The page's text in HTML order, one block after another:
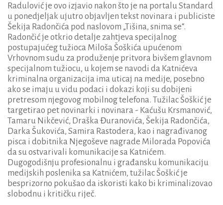
Radulović je ovo izjavio nakon što je na portalu Standard
u ponedjeljak ujutro objavljen tekst novinara i publiciste
Šekija Radončića pod naslovom „Tišina, snima se“.
Radončić je otkrio detalje zahtjeva specijalnog
postupajućeg tužioca Miloša Šoškića upućenom
Vrhovnom sudu za produženje pritvora bivšem glavnom
specijalnom tužiocu, u kojem se navodi da Katnićeva
kriminalna organizacija ima uticaj na medije, posebno
ako se imaju u vidu podaci i dokazi koji su dobijeni
pretresom njegovog mobilnog telefona. Tužilac Šoškić je
targetirao pet novinarki i novinara - Kaćušu Krsmanović,
Tamaru Nikčević, Draška Đuranovića, Šekija Radončića,
Darka Šukovića, Samira Rastodera, kao i nagrađivanog
pisca i dobitnika Njegoševe nagrade Milorada Popovića
da su ostvarivali komunikacije sa Katnićem.
Dugogodišnju profesionalnu i građansku komunikaciju
medijskih poslenika sa Katnićem, tužilac Šoškić je
besprizorno pokušao da iskoristi kako bi kriminalizovao
slobodnu i kritičku riječ.